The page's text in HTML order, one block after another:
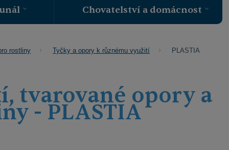
Chovatelství a domácnost
rostliny Tyčky a opory k různému využití PLASTIA
tvarované opory a
- PLASTIA